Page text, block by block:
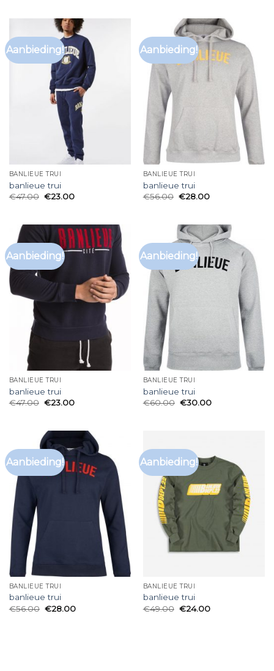
Aanbieding!
BANLIEUE TRUI
banlieue trui
€47.00 €23.00
Aanbieding!
BANLIEUE TRUI
banlieue trui
€56.00 €28.00
Aanbieding!
BANLIEUE TRUI
banlieue trui
€47.00 €23.00
Aanbieding!
BANLIEUE TRUI
banlieue trui
€60.00 €30.00
Aanbieding!
BANLIEUE TRUI
banlieue trui
€56.00 €28.00
Aanbieding!
BANLIEUE TRUI
banlieue trui
€49.00 €24.00